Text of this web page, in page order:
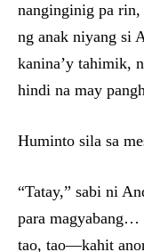
nanginginig pa rin,
ng anak niyang si
kanina’y tahimik,
hindi na may
Huminto sila sa
“Tatay,” sabi ni
para magyabang…
tao, tao—kahit